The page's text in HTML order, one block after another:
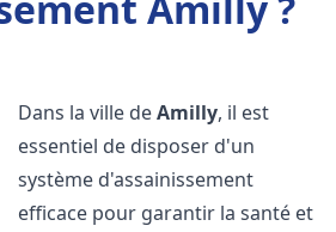
Dans la ville deAmilly, il est
essentiel de disposer d'un
système d'assainissement
efficace pour garantir la santé et